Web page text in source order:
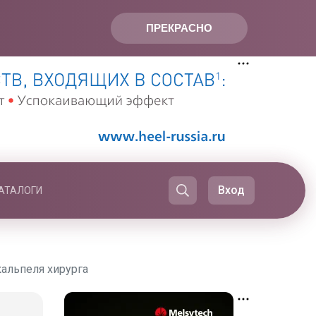
ПРЕКРАСНО
Вход
хирурга